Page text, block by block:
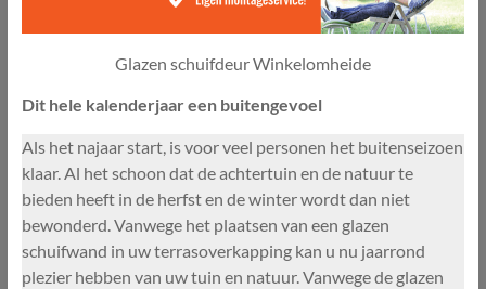
Glazen schuifdeur Winkelomheide
Dit hele kalenderjaar een buitengevoel
Als het najaar start, is voor veel personen het buitenseizoen
klaar. Al het schoon dat de achtertuin en de natuur te
bieden heeft in de herfst en de winter wordt dan niet
bewonderd. Vanwege het plaatsen van een glazen
schuifwand in uw terrasoverkapping kan u nu jaarrond
plezier hebben van uw tuin en natuur. Vanwege de glazen